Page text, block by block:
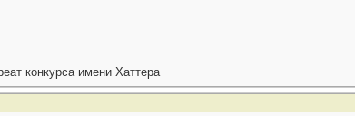
конкурса имени Хаттера